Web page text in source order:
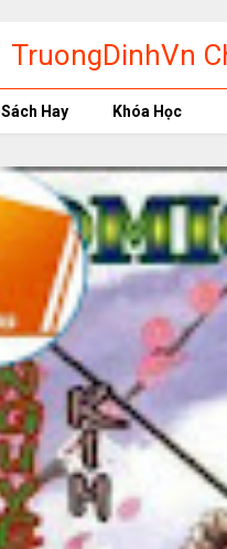
TruongDinhVn
phần mềm học
Sách Hay Khóa Học